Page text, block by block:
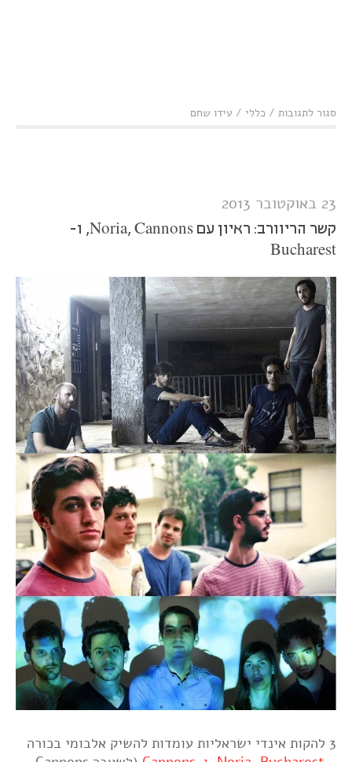
סגור לתגובותעל
/ כללי / עידו שחם
23 באוקטובר 2013
קשר הריוורב: ראיון עם Noria, Cannons, ו-
Bucharest
3 להקות אינדי ישראליות עומדות להשיק אלבומי בכורה